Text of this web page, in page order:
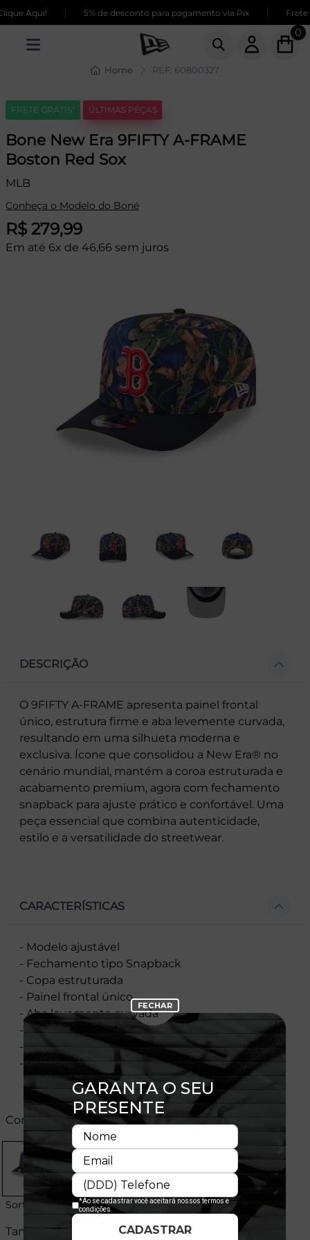
Aqui! 5% de desconto para pagamento via Pix Frete
0
Home REF: 60800327
FRETE GRÁTIS* ÚLTIMAS PEÇAS
Bone New Era 9FIFTY A-FRAME
Boston Red Sox
MLB
Conheça o Modelo do Boné
R$ 279,99
Em até 6x de 46,66 sem juros
DESCRIÇÃO
O 9FIFTY A-FRAME apresenta painel frontal
único, estrutura firme e aba levemente curvada,
resultando em uma silhueta moderna e
exclusiva. Ícone que consolidou a New Era® no
cenário mundial, mantém a coroa estruturada e
acabamento premium, agora com fechamento
snapback para ajuste prático e confortável. Uma
peça essencial que combina autenticidade,
estilo e a versatilidade do streetwear.
CARACTERÍSTICAS
- Modelo ajustável
- Fechamento tipo Snapback
- Copa estruturada
- Painel frontal único
- Aba levemente curvada
- Flag New Era® bordada na lateral esquerda
- Licença oficial
- Composição:
Cores:
Sortido
Tamanhos: